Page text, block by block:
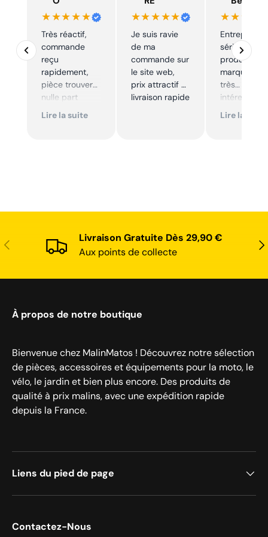
★★★★★
Très réactif,
commande
reçu
rapidement,
pièce trouver
nulle part
ailleurs et
Lire la suite
★★★★★
Je suis ravie
de ma
commande sur
le site web,
prix attractif et
livraison rapide
Entreprise
sérieuse,
produits de
marque à
très
Excellent
Lire la suite
Précédent
Livraison Gratuite Dès 29,90 €
Aux points de collecte
À propos de notre boutique
Bienvenue chez MalinMatos ! Découvrez notre sélection
de pièces, accessoires et équipements pour la moto, le
vélo, le jardin et bien plus encore. Des produits de
qualité à prix malins, avec une expédition rapide
depuis la France.
Liens du pied de page
Contactez-Nous